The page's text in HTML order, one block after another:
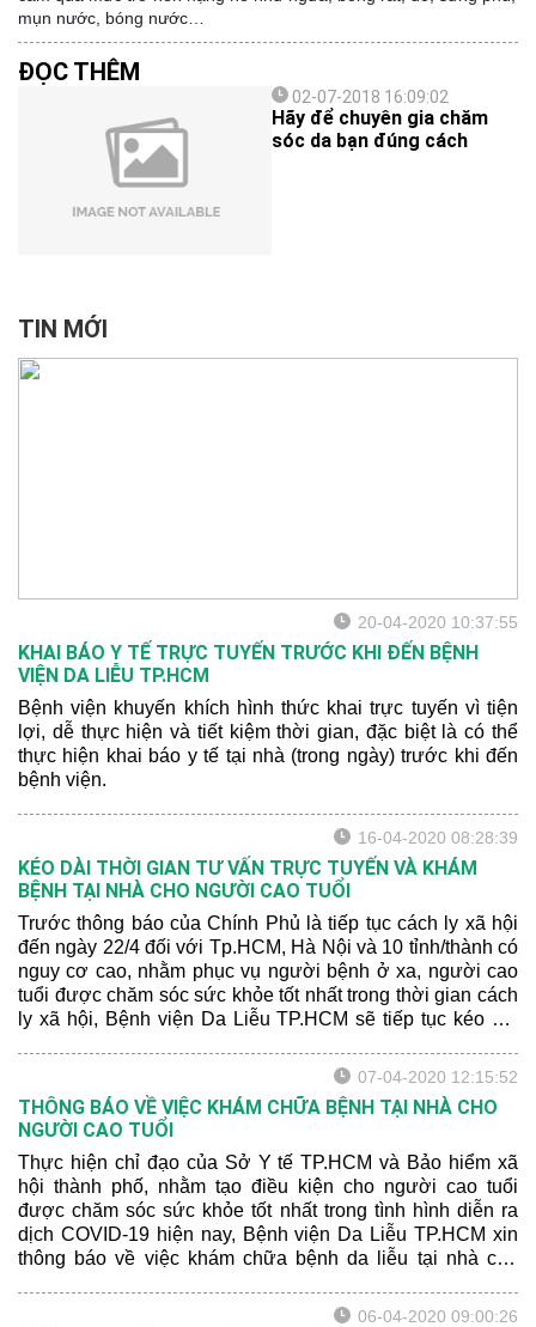
mụn nước, bóng nước…
ĐỌC THÊM
02-07-2018 16:09:02
Hãy để chuyên gia chăm
sóc da bạn đúng cách
TIN MỚI
20-04-2020 10:37:55
KHAI BÁO Y TẾ TRỰC TUYẾN TRƯỚC KHI ĐẾN BỆNH
VIỆN DA LIỄU TP.HCM
Bệnh viện khuyến khích hình thức khai trực tuyến vì tiện
lợi, dễ thực hiện và tiết kiệm thời gian, đặc biệt là có thể
thực hiện khai báo y tế tại nhà (trong ngày) trước khi đến
bệnh viện.
16-04-2020 08:28:39
KÉO DÀI THỜI GIAN TƯ VẤN TRỰC TUYẾN VÀ KHÁM
BỆNH TẠI NHÀ CHO NGƯỜI CAO TUỔI
Trước thông báo của Chính Phủ là tiếp tục cách ly xã hội
đến ngày 22/4 đối với Tp.HCM, Hà Nội và 10 tỉnh/thành có
nguy cơ cao, nhằm phục vụ người bệnh ở xa, người cao
tuổi được chăm sóc sức khỏe tốt nhất trong thời gian cách
ly xã hội, Bệnh viện Da Liễu TP.HCM sẽ tiếp tục kéo dài
nhà cho người cao tuổi đến ngày 22/4/2020.07-04-2020 12:15:52
THÔNG BÁO VỀ VIỆC KHÁM CHỮA BỆNH TẠI NHÀ CHO
NGƯỜI CAO TUỔI
Thực hiện chỉ đạo của Sở Y tế TP.HCM và Bảo hiểm xã
hội thành phố, nhằm tạo điều kiện cho người cao tuổi
được chăm sóc sức khỏe tốt nhất trong tình hình diễn ra
dịch COVID-19 hiện nay, Bệnh viện Da Liễu TP.HCM xin
thông báo về việc khám chữa bệnh da liễu tại nhà cho
06-04-2020 09:00:26